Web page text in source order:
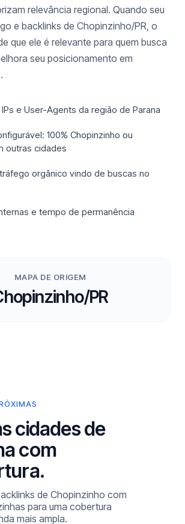
relevância regional. Quando seu
e backlinks de Chopinzinho/PR, o
que ele é relevante para quem busca
seu posicionamento em
e User-Agents da região de Parana
100% Chopinzinho ou
outras cidades
orgânico vindo de buscas no
e tempo de permanência
MAPA DE ORIGEM
PR
cidades de
com
de Chopinzinho com
para uma cobertura
mais ampla.